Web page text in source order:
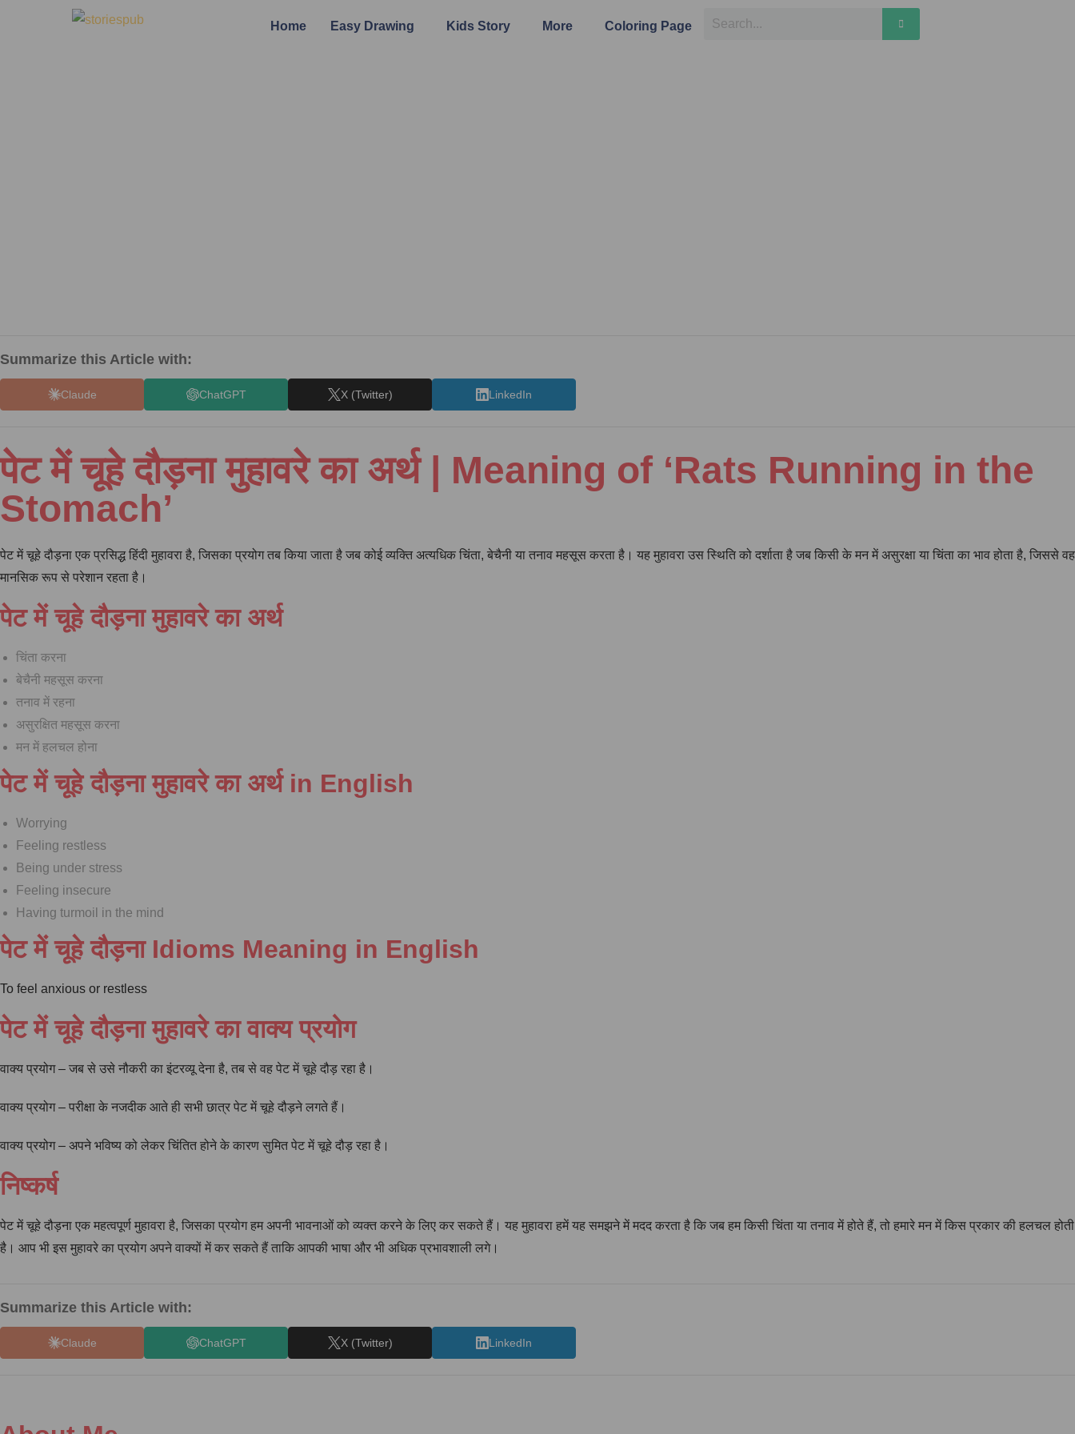
Home Easy Drawing Kids Story More Coloring Page
Summarize this Article with:
Claude ChatGPT X (Twitter) LinkedIn
पेट में चूहे दौड़ना मुहावरे का अर्थ | Meaning of ‘Rats Running in the
Stomach’
पेट में चूहे दौड़ना एक प्रसिद्ध हिंदी मुहावरा है, जिसका प्रयोग तब किया जाता है जब कोई व्यक्ति अत्यधिक चिंता, बेचैनी या तनाव महसूस करता है। यह मुहावरा उस स्थिति को दर्शाता है जब किसी के मन में असुरक्षा या चिंता का भाव होता है, जिससे वह
मानसिक रूप से परेशान रहता है।
पेट में चूहे दौड़ना मुहावरे का अर्थ
चिंता करना
बेचैनी महसूस करना
तनाव में रहना
असुरक्षित महसूस करना
मन में हलचल होना
पेट में चूहे दौड़ना मुहावरे का अर्थ in English
Worrying
Feeling restless
Being under stress
Feeling insecure
Having turmoil in the mind
पेट में चूहे दौड़ना Idioms Meaning in English
To feel anxious or restless
पेट में चूहे दौड़ना मुहावरे का वाक्य प्रयोग
वाक्य प्रयोग – जब से उसे नौकरी का इंटरव्यू देना है, तब से वह पेट में चूहे दौड़ रहा है।
वाक्य प्रयोग – परीक्षा के नजदीक आते ही सभी छात्र पेट में चूहे दौड़ने लगते हैं।
वाक्य प्रयोग – अपने भविष्य को लेकर चिंतित होने के कारण सुमित पेट में चूहे दौड़ रहा है।
निष्कर्ष
पेट में चूहे दौड़ना एक महत्वपूर्ण मुहावरा है, जिसका प्रयोग हम अपनी भावनाओं को व्यक्त करने के लिए कर सकते हैं। यह मुहावरा हमें यह समझने में मदद करता है कि जब हम किसी चिंता या तनाव में होते हैं, तो हमारे मन में किस प्रकार की हलचल होती
है। आप भी इस मुहावरे का प्रयोग अपने वाक्यों में कर सकते हैं ताकि आपकी भाषा और भी अधिक प्रभावशाली लगे।
Summarize this Article with:
Claude ChatGPT X (Twitter) LinkedIn